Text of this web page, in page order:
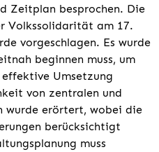
Zeitplan besprochen. Die
Volkssolidarität am 17.
vorgeschlagen. Es wurde
beginnen muss, um
Umsetzung
von zentralen und
wurde erörtert, wobei die
berücksichtigt
muss